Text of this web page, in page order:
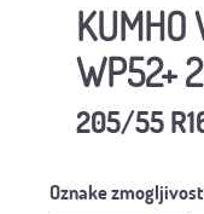
KUMHO
WP52+
205/55
Oznake